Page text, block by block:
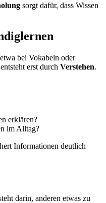
sorgt dafür, dass Wissen
bei Vokabeln oder
erst durch Verstehen.
erklären?
im Alltag?
Informationen deutlich
darin, anderen etwas zu